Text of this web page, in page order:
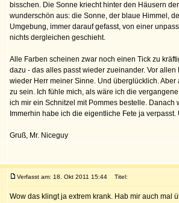
bisschen. Die Sonne kriecht hinter den Häusern
wunderschön aus: die Sonne, der blaue Himmel,
Umgebung, immer darauf gefasst, von einer
nichts dergleichen geschieht.
Alle Farben scheinen zwar noch einen Tick zu
dazu - das alles passt wieder zueinander. Vor
wieder Herr meiner Sinne. Und überglücklich.
zu sein. Ich fühle mich, als wäre ich die
ich mir ein Schnitzel mit Pommes bestelle.
Immerhin habe ich die eigentliche Fete ja
Gruß, Mr. Niceguy
Verfasst am: 18. Okt 2011 15:44 Titel:
Wow das klingt ja extrem krank. Hab mir auch mal